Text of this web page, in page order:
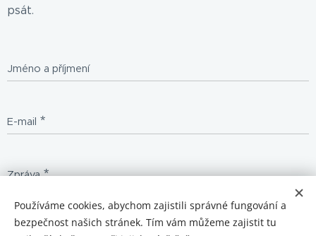
psát.
Jméno a příjmení
E-mail
Zpráva
Odeslat
Používáme cookies, abychom zajistili správné fungování a
bezpečnost našich stránek. Tím vám můžeme zajistit tu